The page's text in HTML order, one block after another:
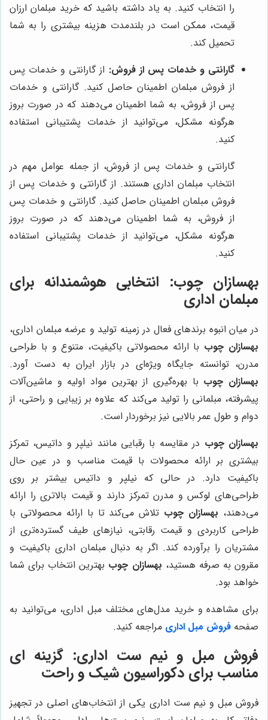
را انتخاب کنید. به یاد داشته باشید که خرید مبلمان ارزان
قیمت، ممکن است در بلندمدت هزینه بیشتری را به شما
تحمیل کند.
گارانتی و خدمات پس از فروش: از گارانتی و خدمات پس
از فروش مبلمان اطمینان حاصل کنید. گارانتی و خدمات
پس از فروش، به شما اطمینان می‌دهند که در صورت بروز
هرگونه مشکل، می‌توانید از خدمات پشتیبانی استفاده
کنید.
گارانتی و خدمات پس از فروش، از جمله عوامل مهم در
انتخاب مبلمان اداری هستند. از گارانتی و خدمات پس از
فروش مبلمان اطمینان حاصل کنید. گارانتی و خدمات پس
از فروش، به شما اطمینان می‌دهند که در صورت بروز
هرگونه مشکل، می‌توانید از خدمات پشتیبانی استفاده
کنید.
بهسازان چوب: انتخابی هوشمندانه برای
مبلمان اداری
در میان انبوه برندهای فعال در زمینه تولید و عرضه مبلمان اداری،
بهسازان چوب با ارائه محصولاتی باکیفیت، متنوع و با طراحی
مدرن، توانسته جایگاه ویژه‌ای در بازار ایران به دست آورد.
بهسازان چوب با بهره‌گیری از بهترین مواد اولیه و ماشین‌آلات
پیشرفته، مبلمانی را تولید می‌کند که علاوه بر زیبایی و راحتی، از
دوام و طول عمر بالایی نیز برخوردار است.
بهسازان چوب در مقایسه با رقبایی مانند نیلپر و داتیس، تمرکز
بیشتری بر ارائه محصولات با قیمت مناسب و در عین حال
باکیفیت دارد. در حالی که نیلپر و داتیس بیشتر بر روی
طراحی‌های لوکس و مدرن تمرکز دارند و قیمت بالاتری را ارائه
می‌دهند، بهسازان چوب تلاش می‌کند تا با ارائه محصولاتی با
طراحی کاربردی و قیمت رقابتی، نیازهای طیف گسترده‌تری از
مشتریان را برآورده کند. اگر به دنبال مبلمان اداری باکیفیت و
مقرون به صرفه هستید، بهسازان چوب بهترین انتخاب برای شما
خواهد بود.
برای مشاهده و خرید مدل‌های مختلف مبل اداری، می‌توانید به
صفحه فروش مبل اداری مراجعه کنید.
فروش مبل و نیم ست اداری: گزینه ای
مناسب برای دکوراسیون شیک و راحت
فروش مبل و نیم ست اداری یکی از انتخاب‌های اصلی در تجهیز